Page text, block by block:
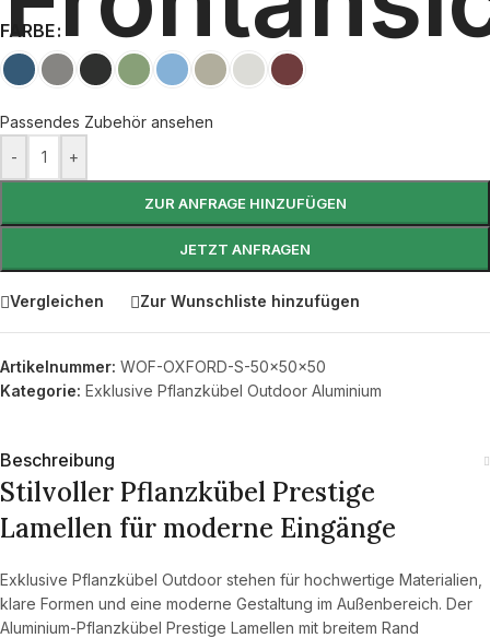
FARBE
Passendes Zubehör ansehen
-
+
ZUR ANFRAGE HINZUFÜGEN
JETZT ANFRAGEN
Vergleichen Zur Wunschliste hinzufügen
Artikelnummer: WOF-OXFORD-S-50x50x50
Kategorie: Exklusive Pflanzkübel Outdoor Aluminium
Beschreibung
Stilvoller Pflanzkübel Prestige
Lamellen für moderne Eingänge
Exklusive Pflanzkübel Outdoor stehen für hochwertige Materialien,
klare Formen und eine moderne Gestaltung im Außenbereich. Der
Aluminium-Pflanzkübel Prestige Lamellen mit breitem Rand